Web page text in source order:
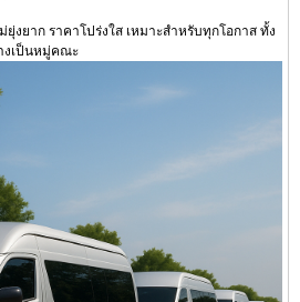
งยาก ราคาโปร่งใส เหมาะสำหรับทุกโอกาส ทั้ง
งเป็นหมู่คณะ